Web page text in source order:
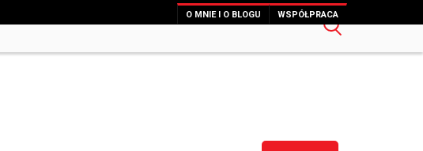
O MNIE I O BLOGU WSPÓŁPRACA